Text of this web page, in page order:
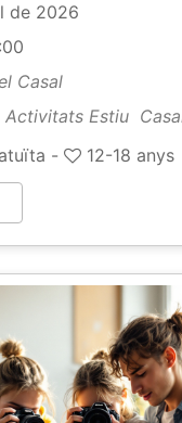
de 2026
Casal
Activitats Estiu
-
12-18 anys